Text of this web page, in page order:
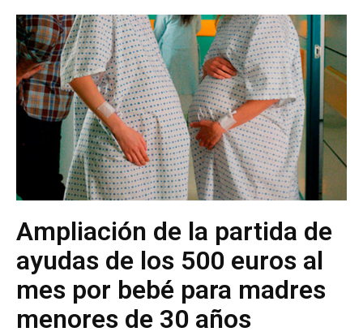
Ampliación de la partida de
ayudas de los 500 euros al
mes por bebé para madres
menores de 30 años